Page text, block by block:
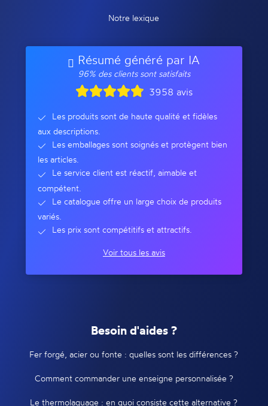
Notre lexique
Résumé généré par IA
96% des clients sont satisfaits
3958 avis
Les produits sont de haute qualité et fidèles
aux descriptions.
Les emballages sont soignés et protègent bien
les articles.
Le service client est réactif, aimable et
compétent.
Le catalogue offre un large choix de produits
variés.
Les prix sont compétitifs et attractifs.
Voir tous les avis
Besoin d'aides ?
Fer forgé, acier ou fonte : quelles sont les différences ?
Comment commander une enseigne personnalisée ?
Le thermolaquage : en quoi consiste cette alternative ?